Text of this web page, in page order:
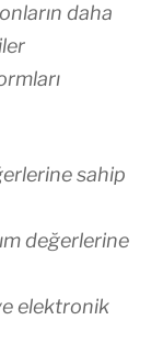
daha
sahip
değerlerine
elektronik